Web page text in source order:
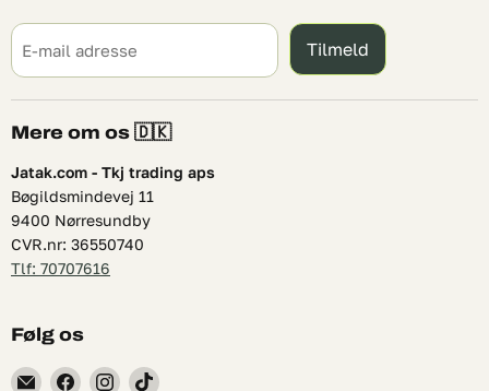
E-mail adresse Tilmeld
Mere om os 🇩🇰
Jatak.com - Tkj trading aps
Bøgildsmindevej 11
9400 Nørresundby
CVR.nr: 36550740
Tlf: 70707616
Følg os
Find Find Find Find